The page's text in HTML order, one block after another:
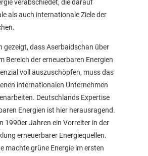
verabschiedet, die darauf
als auch internationale Ziele der
gezeigt, dass Aserbaidschan über
Bereich der erneuerbaren Energien
voll auszuschöpfen, muss das
internationalen Unternehmen
Deutschlands Expertise
Energien ist hier herausragend.
1990er Jahren ein Vorreiter in der
erneuerbarer Energiequellen.
machte grüne Energie im ersten